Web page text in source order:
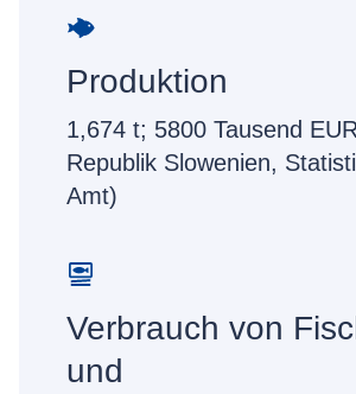
Produktion
1,674 t; 5800 Tausend
Republik Slowenien,
Amt)
Verbrauch von
und